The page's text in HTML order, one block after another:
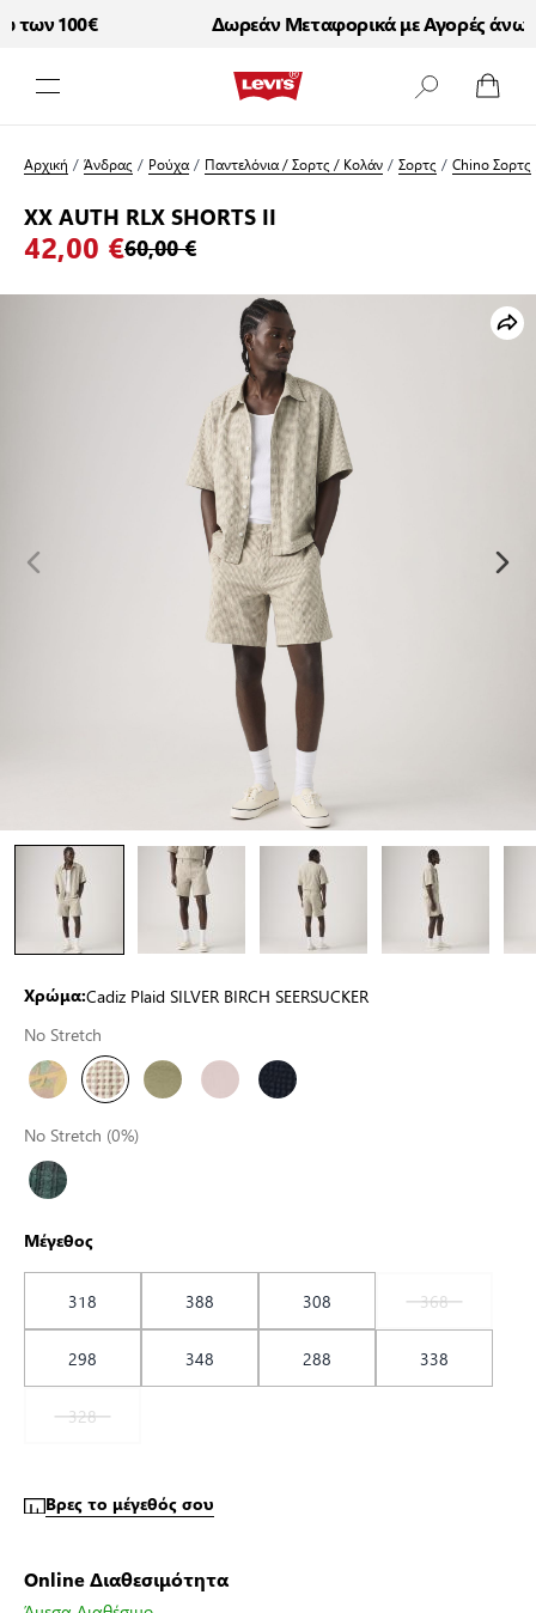
100€ Δωρεάν Μεταφορικά με Αγορές άνω
Αρχική /Άνδρας / Ρούχα/ Παντελόνια / Σορτς / Κολάν/Σορτς /Chino Σορτς
XX AUTH RLX SHORTS II
42,00 €60,00 €
Χρώμα:Cadiz Plaid SILVER BIRCH SEERSUCKER
No Stretch
No Stretch (0%)
Μέγεθος
318 388 308
368
298
348 288
338
328
Βρες το μέγεθός σου
Online Διαθεσιμότητα